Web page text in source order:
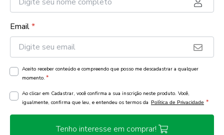
Email*
Aceito receber conteúdo e compreendo que posso me descadastrar a qualquer
momento. *
Ao clicar em Cadastrar, você confirma a sua inscrição neste produto. Você,
igualmente, confirma que leu, e entendeu os termos da Política de Privacidade *
Tenho interesse em comprar!